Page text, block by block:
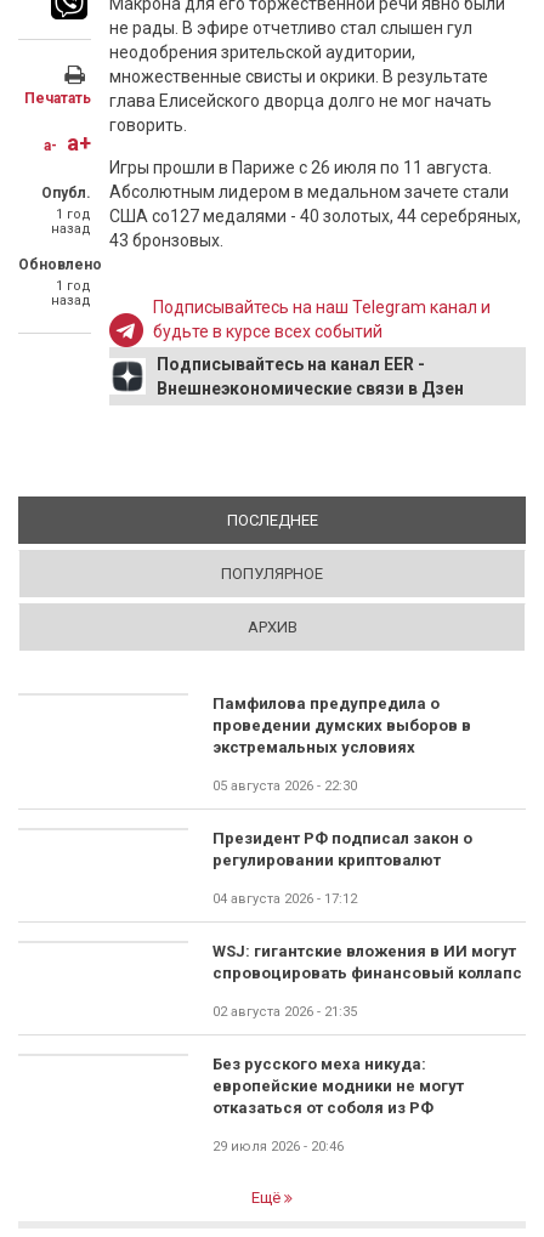
Печатать
a- a+
Опубл.
1 год
назад
Обновлено
1 год
назад
не рады. В эфире отчетливо стал слышен гул
неодобрения зрительской аудитории,
множественные свисты и окрики. В результате
глава Елисейского дворца долго не мог начать
говорить.
Игры прошли в Париже с 26 июля по 11 августа.
Абсолютным лидером в медальном зачете стали
США со127 медалями - 40 золотых, 44 серебряных,
43 бронзовых.
Подписывайтесь на наш Telegram канал и
будьте в курсе всех событий
Подписывайтесь на канал EER -
Внешнеэкономические связи в Дзен
ПОСЛЕДНЕЕ(АКТИВНАЯ ВКЛАДКА)
ПОПУЛЯРНОЕ
АРХИВ
Памфилова предупредила о
проведении думских выборов в
экстремальных условиях
05 августа 2026 - 22:30
Президент РФ подписал закон о
регулировании криптовалют
04 августа 2026 - 17:12
WSJ: гигантские вложения в ИИ могут
спровоцировать финансовый коллапс
02 августа 2026 - 21:35
Без русского меха никуда:
европейские модники не могут
отказаться от соболя из РФ
29 июля 2026 - 20:46
Ещё